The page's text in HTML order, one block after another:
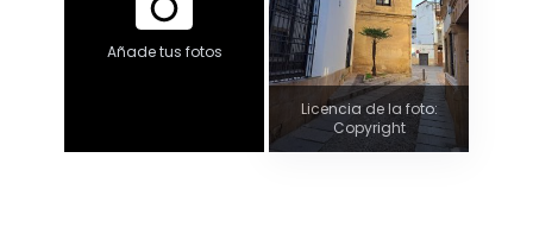
Añade tus fotos
Licencia de la foto:
Copyright